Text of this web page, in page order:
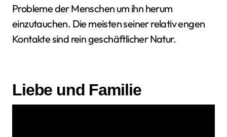
Probleme der Menschen um ihn herum
einzutauchen. Die meisten seiner relativ engen
Kontakte sind rein geschäftlicher Natur.
Liebe und Familie